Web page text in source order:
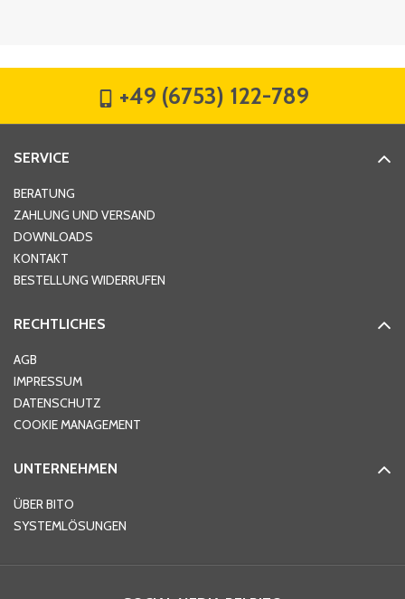
Hausnummer
Ort*
Telefon
+49 (6753) 122-789
SERVICE
BERATUNG
ZAHLUNG UND VERSAND
DOWNLOADS
KONTAKT
BESTELLUNG WIDERRUFEN
RECHTLICHES
AGB
IMPRESSUM
DATENSCHUTZ
COOKIE MANAGEMENT
UNTERNEHMEN
ÜBER BITO
SYSTEMLÖSUNGEN